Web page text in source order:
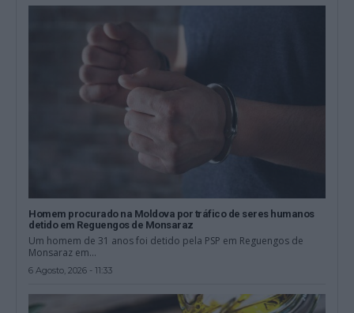
Homem procurado na Moldova por tráfico de seres humanos
detido em Reguengos de Monsaraz
Um homem de 31 anos foi detido pela PSP em Reguengos de
Monsaraz em...
6 Agosto, 2026 - 11:33